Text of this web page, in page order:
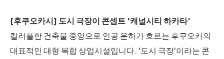
[후쿠오카시] 도시 극장이 콘셉트 '캐널시티 하카타'
컬러풀한 건축물 중앙으로 인공 운하가 흐르는 후쿠오카의
대표적인 대형 복합 상업시설입니다. '도시 극장'이라는 콘